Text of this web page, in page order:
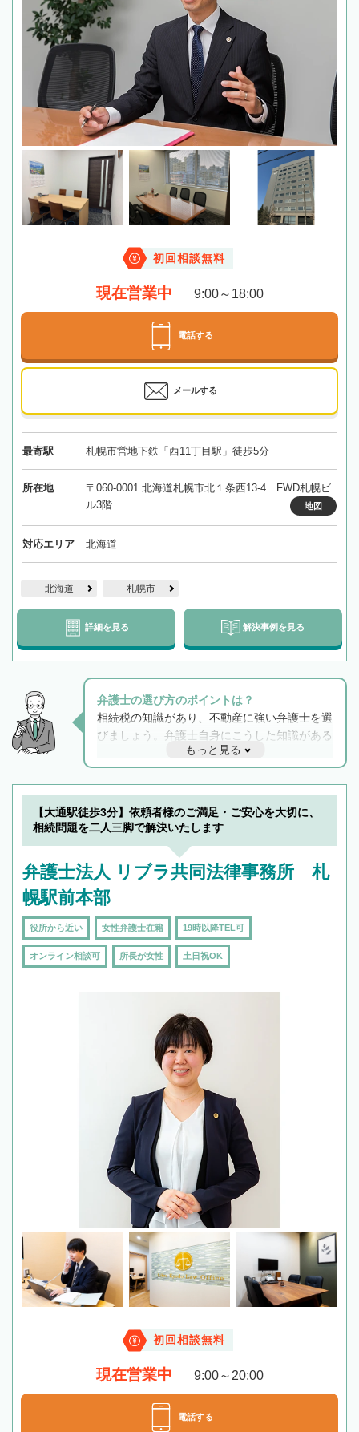
初回相談無料
現在営業中 9:00～18:00
電話する
メールする
最寄駅 札幌市営地下鉄「西11丁目駅」徒歩5分
所在地
〒060-0001 北海道札幌市北１条西13-4 FWD札幌ビ
ル3階
地図
対応エリア 北海道
北海道 札幌市
詳細を見る 解決事例を見る
弁護士の選び方のポイントは？
相続税の知識があり、不動産に強い弁護士を選
びましょう。弁護士自身にこうした知識がある
と他士業との連携もスムーズに進み、トラブル
解決のみならず相続をトータルで任せることが
できます。また、相続は感情がからむ分野なの
でフィーリングも重要です。実際に電話や面談
で複数の弁護士と会話をしてウマが合う方に依
もっと見る
【大通駅徒歩3分】依頼者様のご満足・ご安心を大切に、
相続問題を二人三脚で解決いたします
弁護士法人 リブラ共同法律事務所 札
幌駅前本部
役所から近い 女性弁護士在籍 19時以降TEL可
オンライン相談可 所長が女性 土日祝OK
初回相談無料
現在営業中 9:00～20:00
電話する